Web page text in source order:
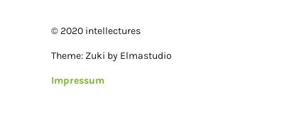
© 2020 intellectures
Theme: Zuki by Elmastudio
Impressum